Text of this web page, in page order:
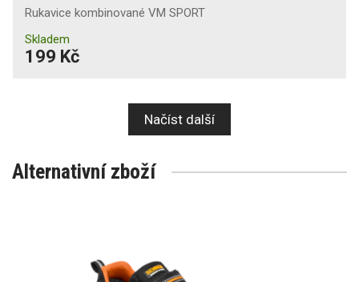
Rukavice kombinované VM SPORT
Skladem
199 Kč
Načíst další
Alternativní zboží